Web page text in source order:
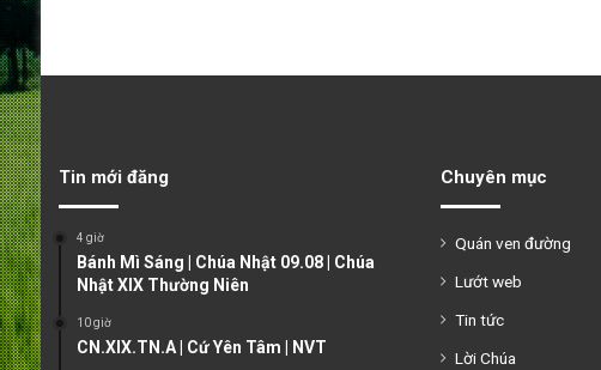
Tin mới đăng
4 giờ
Bánh Mì Sáng | Chúa Nhật 09.08 | Chúa
Nhật XIX Thường Niên
10 giờ
CN.XIX.TN.A | Cứ Yên Tâm | NVT
Chuyên mục
Quán ven đường
Lướt web
Tin tức
Lời Chúa